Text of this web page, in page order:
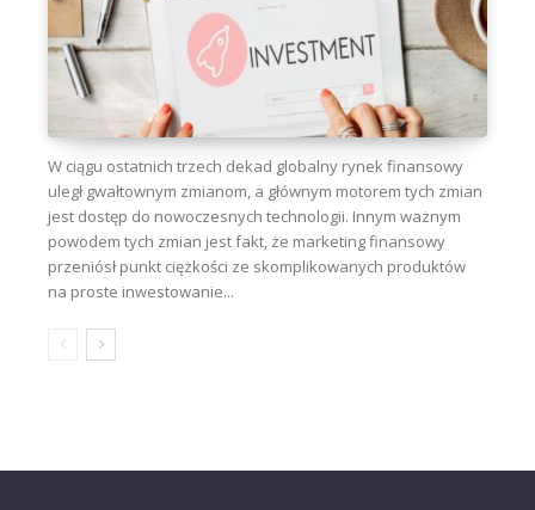
W ciągu ostatnich trzech dekad globalny rynek finansowy
uległ gwałtownym zmianom, a głównym motorem tych zmian
jest dostęp do nowoczesnych technologii. Innym ważnym
powodem tych zmian jest fakt, że marketing finansowy
przeniósł punkt ciężkości ze skomplikowanych produktów
na proste inwestowanie...